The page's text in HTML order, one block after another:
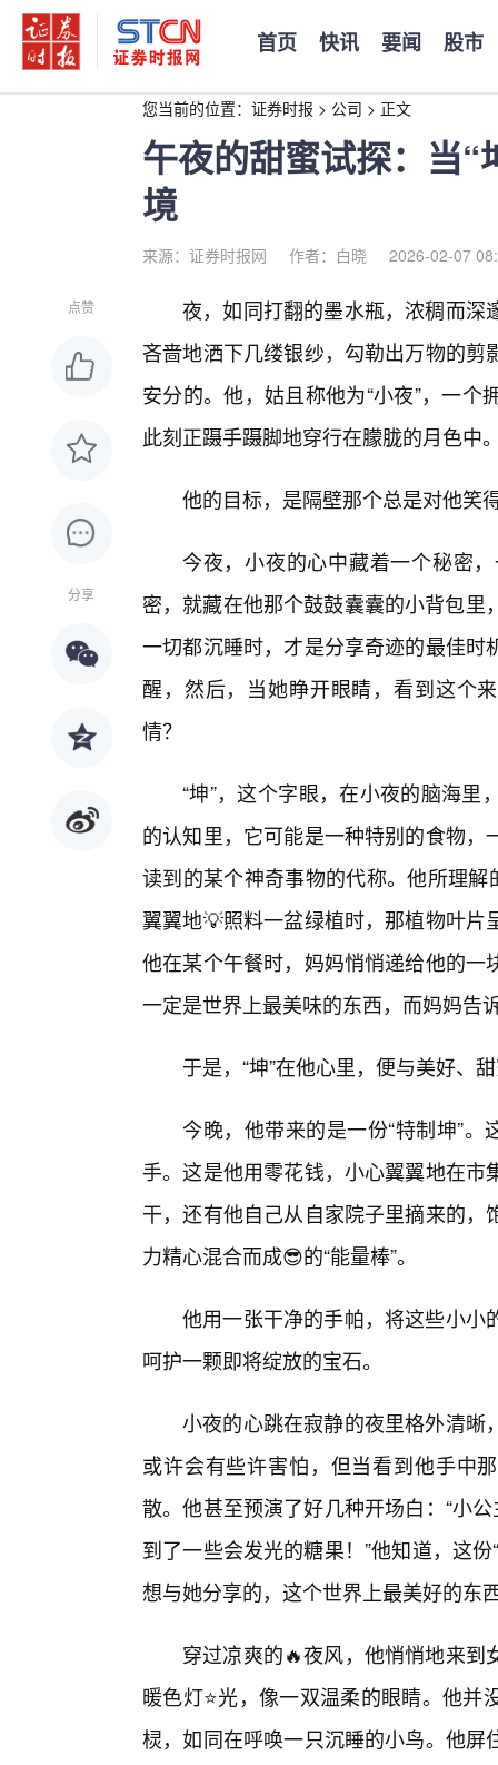
首页 快讯 要闻 股市
您当前的位置： 证券时报 > 公司 > 正文
午夜的甜蜜试探：当
境
来源：证券时报网 作者：白晓 2026-02-07
点赞
分享
夜，如同打翻的墨水瓶，浓稠而深
吝啬地洒下几缕银纱，勾勒出万物的
安分的。他，姑且称他为“小夜”，一
此刻正蹑手蹑脚地穿行在朦胧的月色中
他的目标，是隔壁那个总是对他笑
今夜，小夜的心中藏着一个秘密
密，就藏在他那个鼓鼓囊囊的小背包
一切都沉睡时，才是分享奇迹的最佳
醒，然后，当她睁开眼睛，看到这个
情？
“坤”，这个字眼，在小夜的脑海
的认知里，它可能是一种特别的食物
读到的某个神奇事物的代称。他所理
翼翼地💡照料一盆绿植时，那植物叶
他在某个午餐时，妈妈悄悄递给他的
一定是世界上最美味的东西，而妈妈告
于是，“坤”在他心里，便与美好、
今晚，他带来的是一份“特制坤”
手。这是他用零花钱，小心翼翼地在
干，还有他自己从自家院子里摘来的
力精心混合而成😎的“能量棒”。
他用一张干净的手帕，将这些小小
呵护一颗即将绽放的宝石。
小夜的心跳在寂静的夜里格外清晰
或许会有些许害怕，但当看到他手中
散。他甚至预演了好几种开场白：“小
到了一些会发光的糖果！”他知道，这
想与她分享的，这个世界上最美好的东
穿过凉爽的🔥夜风，他悄悄地来
暖色灯⭐光，像一双温柔的眼睛。他
棂，如同在呼唤一只沉睡的小鸟。他